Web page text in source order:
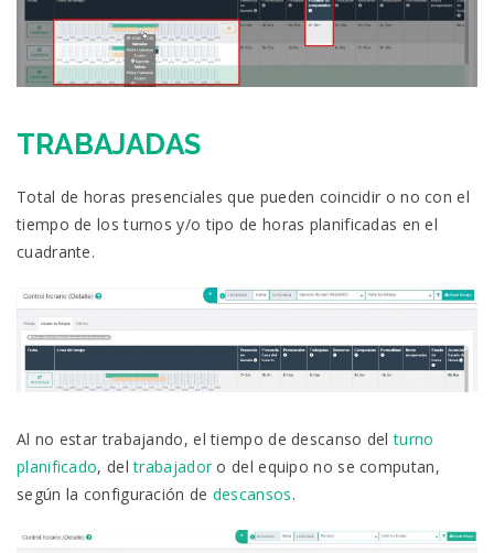
TRABAJADAS
Total de horas presenciales que pueden coincidir o no con el
tiempo de los turnos y/o tipo de horas planificadas en el
cuadrante.
Al no estar trabajando, el tiempo de descanso delturno
planificado, deltrabajador o del equipo no se computan,
según la configuración de descansos.